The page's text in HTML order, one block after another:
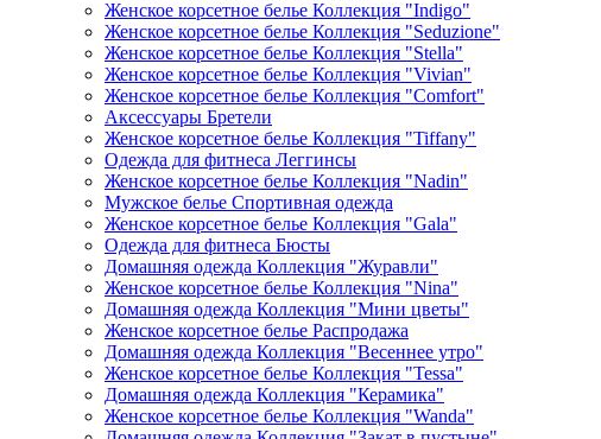
Женское корсетное белье Коллекция "Indigo"
Женское корсетное белье Коллекция "Seduzione"
Женское корсетное белье Коллекция "Stella"
Женское корсетное белье Коллекция "Vivian"
Женское корсетное белье Коллекция "Comfort"
Аксессуары Бретели
Женское корсетное белье Коллекция "Tiffany"
Одежда для фитнеса Леггинсы
Женское корсетное белье Коллекция "Nadin"
Мужское белье Спортивная одежда
Женское корсетное белье Коллекция "Gala"
Одежда для фитнеса Бюсты
Домашняя одежда Коллекция "Журавли"
Женское корсетное белье Коллекция "Nina"
Домашняя одежда Коллекция "Мини цветы"
Женское корсетное белье Распродажа
Домашняя одежда Коллекция "Весеннее утро"
Женское корсетное белье Коллекция "Tessa"
Домашняя одежда Коллекция "Керамика"
Женское корсетное белье Коллекция "Wanda"